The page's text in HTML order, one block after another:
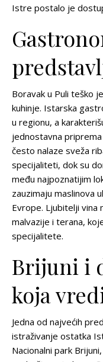
Istre postalo je
Boravak u Puli teško
kuhinje. Istarska
u regionu, a
jednostavna
često nalaze sveža
specijaliteti, dok su
među najpoznatijim
zauzimaju maslinova
Evrope. Ljubitelji vina
malvazije i terana,
specijalitete.
Brijuni i
koja
Jedna od najvećih
istraživanje ostatka
Nacionalni park